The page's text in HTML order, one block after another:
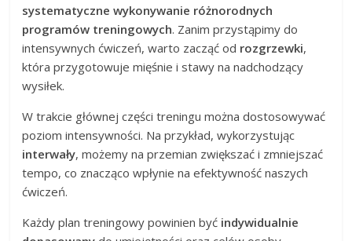
systematyczne wykonywanie różnorodnych
programów treningowych. Zanim przystąpimy do
intensywnych ćwiczeń, warto zacząć od rozgrzewki,
która przygotowuje mięśnie i stawy na nadchodzący
wysiłek.
W trakcie głównej części treningu można dostosowywać
poziom intensywności. Na przykład, wykorzystując
interwały, możemy na przemian zwiększać i zmniejszać
tempo, co znacząco wpłynie na efektywność naszych
ćwiczeń.
Każdy plan treningowy powinien być indywidualnie